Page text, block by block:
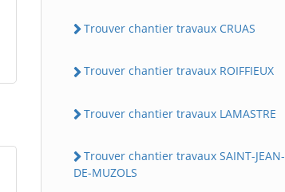
Trouver chantier travaux CRUAS
Trouver chantier travaux ROIFFIEUX
Trouver chantier travaux LAMASTRE
Trouver chantier travaux SAINT-JEAN-
DE-MUZOLS